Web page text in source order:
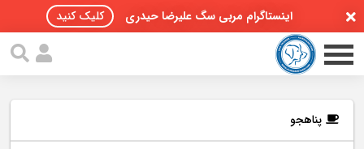
اینستاگرام مربی سگ علیرضا حیدری کلیک کنید
پناهجو